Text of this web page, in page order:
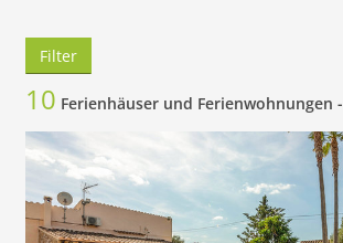
Filter
10 Ferienhäuser und Ferienwohnungen -